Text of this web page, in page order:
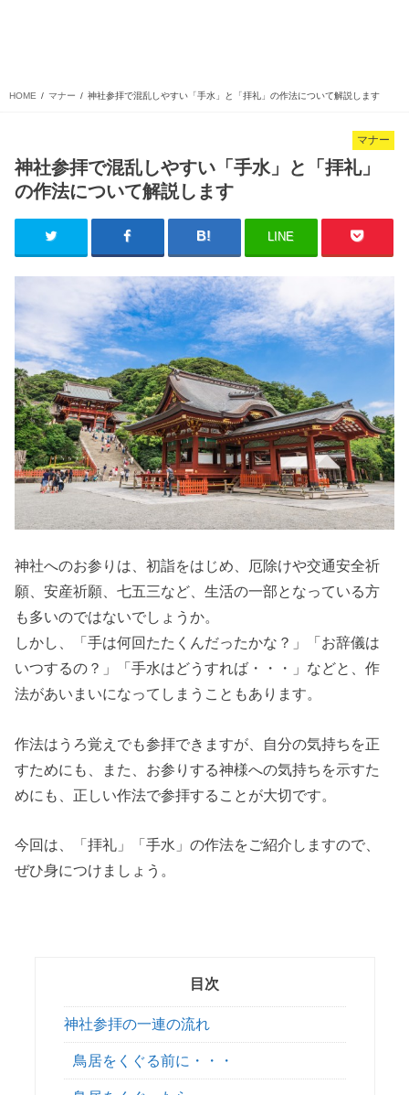
HOME マナー 神社参拝で混乱しやすい「手水」と「拝礼」の作法について解説します
マナー
神社参拝で混乱しやすい「手水」と「拝礼」
の作法について解説します
LINE
神社へのお参りは、初詣をはじめ、厄除けや交通安全祈
願、安産祈願、七五三など、生活の一部となっている方
も多いのではないでしょうか。
しかし、「手は何回たたくんだったかな？」「お辞儀は
いつするの？」「手水はどうすれば・・・」などと、作
法があいまいになってしまうこともあります。
作法はうろ覚えでも参拝できますが、自分の気持ちを正
すためにも、また、お参りする神様への気持ちを示すた
めにも、正しい作法で参拝することが大切です。
今回は、「拝礼」「手水」の作法をご紹介しますので、
ぜひ身につけましょう。
目次
神社参拝の一連の流れ
鳥居をくぐる前に・・・